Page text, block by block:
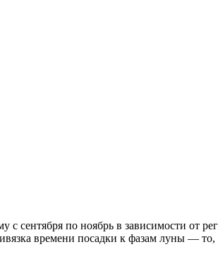
сентября по ноябрь в зависимости от
времени посадки к фазам луны — то,